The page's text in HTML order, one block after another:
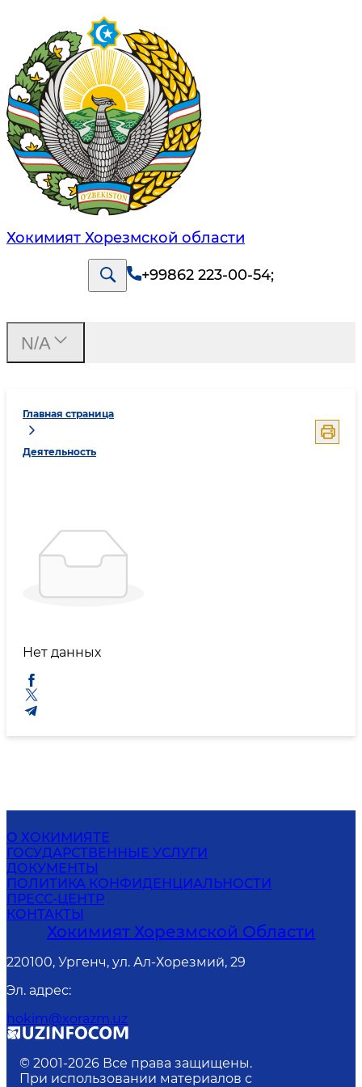
Хокимият Хорезмской области
+99862 223-00-54;
Главная страница
Деятельность
Нет данных
N/A
О ХОКИМИЯТЕ
ГОСУДАРСТВЕННЫЕ УСЛУГИ
ДОКУМЕНТЫ
ПОЛИТИКА КОНФИДЕНЦИАЛЬНОСТИ
ПРЕСС-ЦЕНТР
КОНТАКТЫ
Хокимият Хорезмской Области
220100, Ургенч, ул. Ал-Хорезмий, 29
Эл. адрес:
hokim@xorazm.uz
© 2001-2026 Все права защищены.
При использовании материалов с